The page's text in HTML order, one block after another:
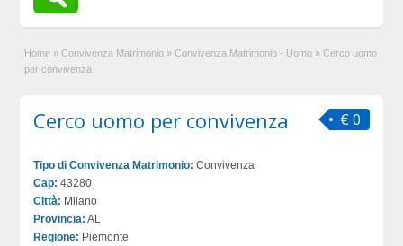
Home » Convivenza Matrimonio » Convivenza Matrimonio - Uomo » Cerco uomo
per convivenza
€ 0
Cerco uomo per convivenza
Tipo di Convivenza Matrimonio: Convivenza
Cap: 43280
Città: Milano
Provincia: AL
Regione: Piemonte